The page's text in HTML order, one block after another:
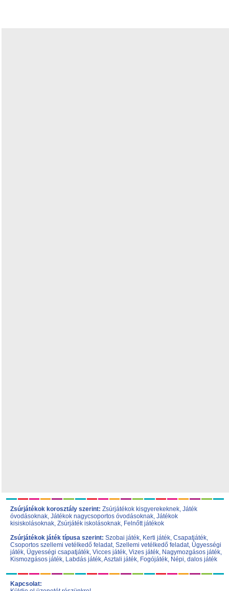
Zsúrjátékok korosztály szerint: Zsúrjátékok kisgyerekeknek, Játék
óvodásoknak, Játékok nagycsoportos óvodásoknak, Játékok
kisiskolásoknak, Zsúrjáték iskolásoknak, Felnőtt játékok
Zsúrjátékok játék típusa szerint: Szobai játék, Kerti játék, Csapatjáték,
Csoportos szellemi vetélkedő feladat, Szellemi vetélkedő feladat, Ügyességi
játék, Ügyességi csapatjáték, Vicces játék, Vizes játék, Nagymozgásos játék,
Kismozgásos játék, Labdás játék,Asztali játék, Fogójáték, Népi, dalos játék
Kapcsolat: